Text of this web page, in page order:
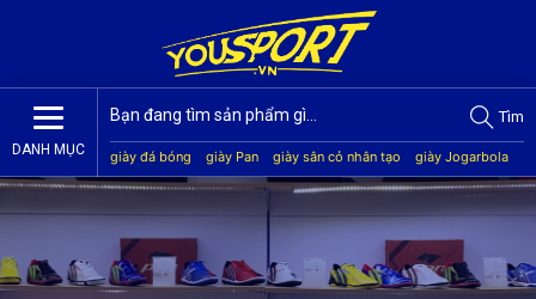
DANH MỤC
Tìm
giày đá bóng giày Pan giày sân cỏ nhân tạo
giày Jogarbola
giày Mitre
giày Akka quần áo bóng đá giày Kamito